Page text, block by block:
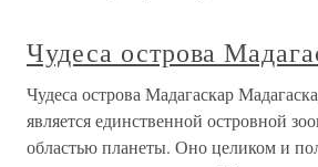
Чудеса острова
Чудеса острова Мадагаскар
является единственной островной
областью планеты. Оно целиком и